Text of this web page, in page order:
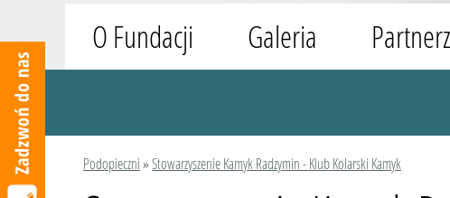
O Fundacji Galeria
Podopieczni»Stowarzyszenie Kamyk Radzymin - Klub Kolarski Kamyk